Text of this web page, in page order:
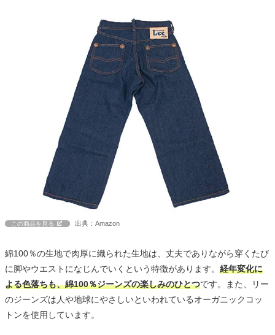
この商品を見る 出典：Amazon
綿100％の生地で肉厚に織られた生地は、丈夫でありながら穿くたび
に脚やウエストになじんでいくという特徴があります。 経年変化に
よる色落ちも、綿100％ジーンズの楽しみのひとつです。また、リー
のジーンズは人や地球にやさしいといわれているオーガニックコッ
トンを使用しています。